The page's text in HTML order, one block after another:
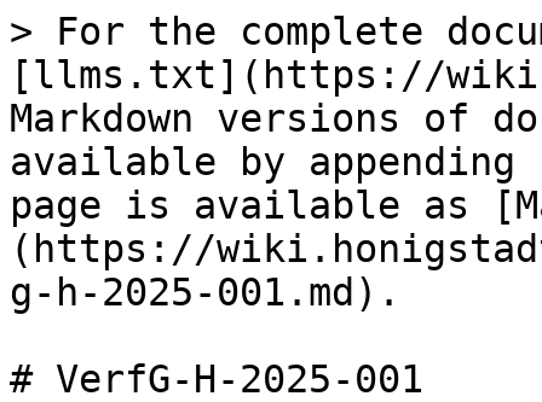
> For the complete
[llms.txt](https://
Markdown versions of
available by
page is available as
(https://
g-h-2025-001.md).
# VerfG-H-2025-001